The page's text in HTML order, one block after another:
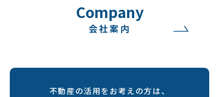
Company
会社案内
不動産の活用をお考えの方は、